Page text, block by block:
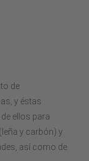
de
y éstas
ellos para
y carbón) y
así como de